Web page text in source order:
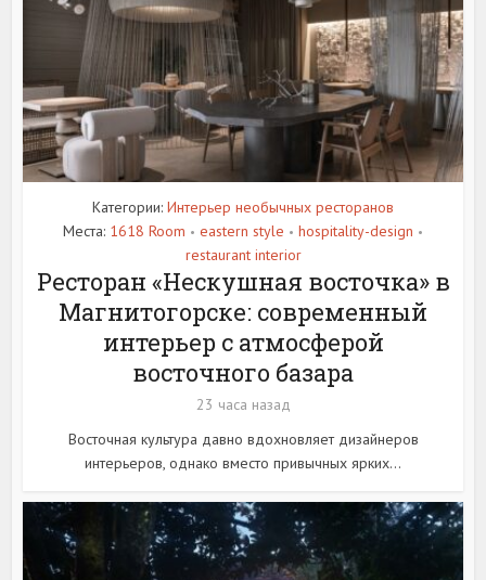
Категории: Интерьер необычных ресторанов
Места: 1618 Room • eastern style • hospitality-design •
restaurant interior
Ресторан «Нескушная восточка» в
Магнитогорске: современный
интерьер с атмосферой
восточного базара
23 часа назад
Восточная культура давно вдохновляет дизайнеров
интерьеров, однако вместо привычных ярких...